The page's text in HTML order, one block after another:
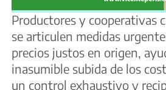
Productores y cooperativas
se articulen medidas
precios justos en origen,
inasumible subida de los
un control exhaustivo y